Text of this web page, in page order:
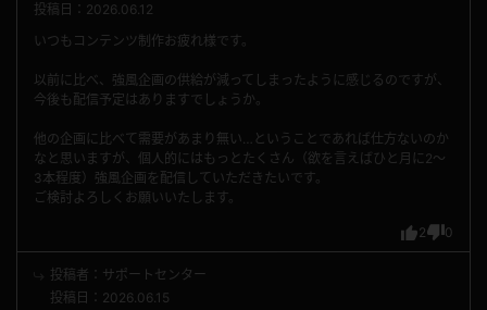
投稿日：2026.06.12
2 0
いつもコンテンツ制作お疲れ様です。
以前に比べ、強風企画の供給が減ってしまったように感じるのですが、
今後も配信予定はありますでしょうか。
他の企画に比べて需要があまり無い…ということであれば仕方ないのか
なと思いますが、個人的にはもっとたくさん（欲を言えばひと月に2〜
3本程度）強風企画を配信していただきたいです。
ご検討よろしくお願いいたします。
投稿者：サポートセンター
投稿日：2026.06.15